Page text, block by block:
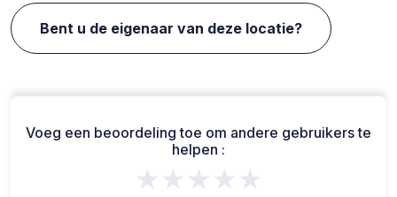
Bent u de eigenaar van deze locatie?
Voeg een beoordeling toe om andere gebruikers te
helpen :
★★★★★